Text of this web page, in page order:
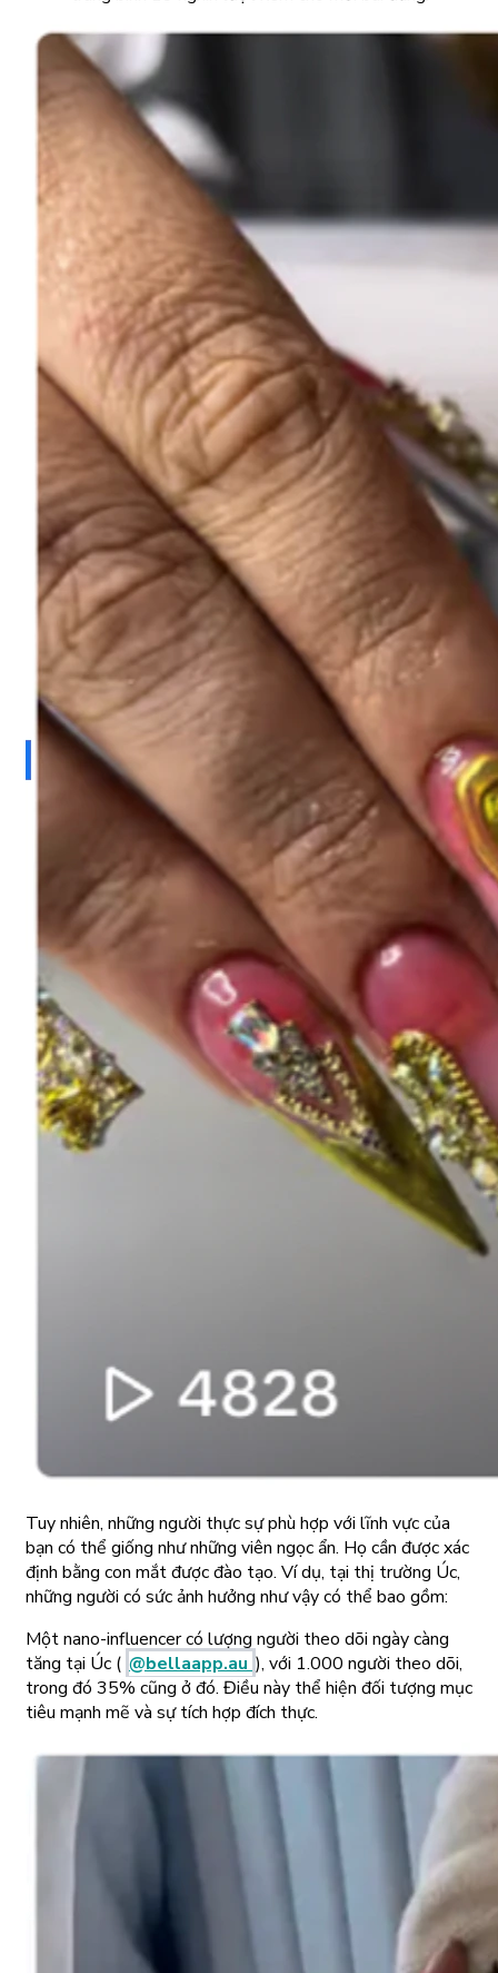
Tuy nhiên, những người thực sự phù hợp với lĩnh vực của
bạn có thể giống như những viên ngọc ẩn. Họ cần được xác
định bằng con mắt được đào tạo. Ví dụ, tại thị trường Úc,
những người có sức ảnh hưởng như vậy có thể bao gồm:
Một nano-influencer có lượng người theo dõi ngày càng
tăng tại Úc ( @bellaapp.au ), với 1.000 người theo dõi,
trong đó 35% cũng ở đó. Điều này thể hiện đối tượng mục
tiêu mạnh mẽ và sự tích hợp đích thực.